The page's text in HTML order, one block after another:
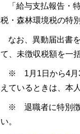
「給与支払報告・
税・森林環境税の特
なお、異動届出書
て、未徴収税額を一
※ 1月1日から4月
えているときは、本
※ 退職者に特別徴
い。